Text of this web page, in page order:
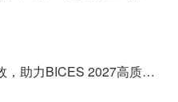
王传明：聚资源·强协同·促实效，助力BICES 2027高质量发展